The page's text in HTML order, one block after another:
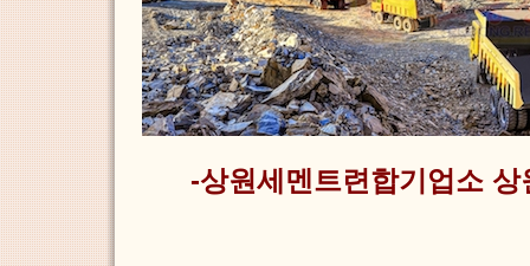
-상원세멘트련합기업소